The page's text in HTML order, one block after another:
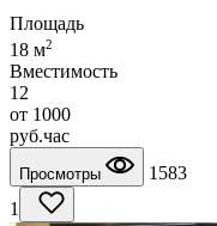
Площадь
18 м2
Вместимость
12
от 1000
руб.час
Просмотры
1583
1